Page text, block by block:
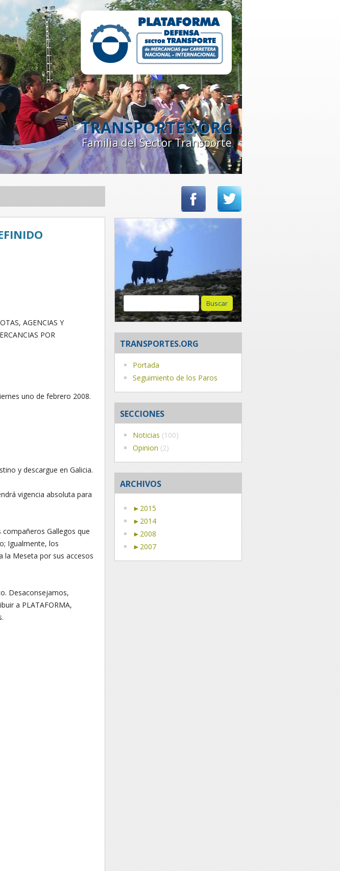
TRANSPORTES.ORG
Familia del Sector Transporte
Buscar:
TRANSPORTES.ORG
Portada
Seguimiento de los Paros
SECCIONES
Noticias (100)
Opinion (2)
ARCHIVOS
► 2015
► 2014
► 2008
► 2007
AGENCIAS Y
POR
uno de febrero 2008.
y descargue en Galicia.
vigencia absoluta para
Gallegos que
Igualmente, los
la Meseta por sus accesos
Desaconsejamos,
a PLATAFORMA,